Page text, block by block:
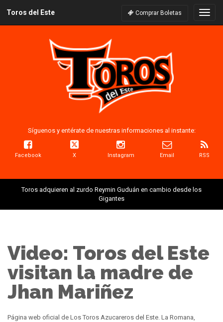
Toros del Este Comprar Boletas
Síguenos y entérate de nuestras informaciones al instante:
Facebook X Instagram Email RSS
Toros adquieren al zurdo Reymin Guduán en cambio desde los
Gigantes
Video: Toros del Este
visitan la madre de
Jhan Mariñez
Página web oficial de Los Toros Azucareros del Este. La Romana,